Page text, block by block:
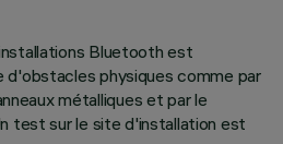
Bluetooth est
d'obstacles physiques comme par
métalliques et par le
test sur le site d'installation est